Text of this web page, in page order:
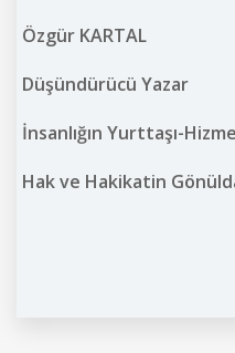
Özgür KARTAL
Düşündürücü Yazar
İnsanlığın Yurttaşı-
Hak ve Hakikatin